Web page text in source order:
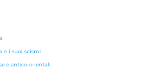
e i suoi scismi
e antico-orientali